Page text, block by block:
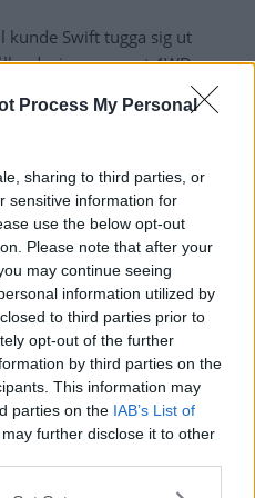
Process My Personal
sharing to third parties, or
sensitive information for
use the below opt-out
Please note that after your
may continue seeing
information utilized by
to third parties prior to
opt-out of the further
by third parties on the
This information may
parties on the IAB’s List of
further disclose it to other
Swift tugga sig ut
avancerat 4WD-
– en mellan bakhjulen och
dessutom kan låsas.
hjälp i terräng eller djup
Men sitter man fast orkar
låga varv och kanske
koppla ur
för tungt.
i metall undertill och Fiat ett
är väl nära på
vi att Suzuki Swift